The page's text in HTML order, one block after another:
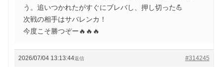
う。追いつかれたがすぐにブレバし、押し切った💪
次戦の相手はサバレンカ！
今度こそ勝つぞー🔥🔥🔥
2026/07/04 13:13:44 #314245
返信